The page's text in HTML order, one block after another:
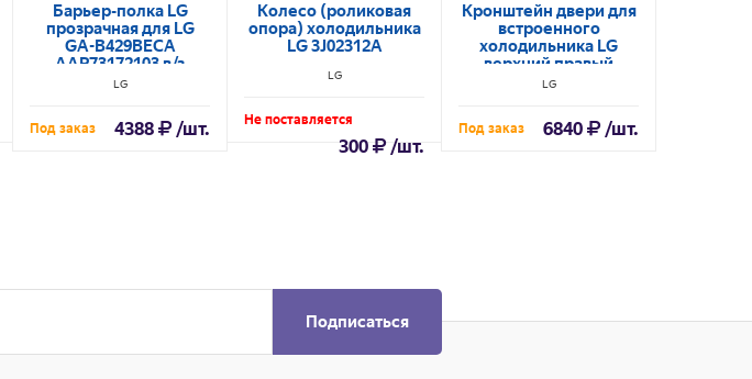
Барьер-полка LG
прозрачная для LG
GA-B429BECA
AAP73172103 в/з
AAP73172102,
LG
Под заказ 4388 /шт.
Колесо (роликовая
опора) холодильника
LG 3J02312A
LG
Не поставляется
300 /шт.
Кронштейн двери для
встроенного
холодильника LG
верхний правый
4775JA3030B
LG
Под заказ 6840 /шт.
Подписаться